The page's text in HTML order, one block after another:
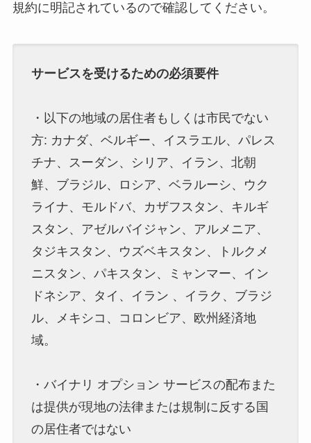
規約に明記されているので確認してください。
サービスを受けるための必須要件
・以下の地域の居住者もしくは市民でない
方: カナダ、ベルギー、イスラエル、パレス
チナ、スーダン、シリア、イラン、北朝
鮮、ブラジル、ロシア、ベラルーシ、ウク
ライナ、モルドバ、カザフスタン、キルギ
スタン、アゼルバイジャン、アルメニア、
タジキスタン、ウズベキスタン、トルクメ
ニスタン、パキスタン、ミャンマー、イン
ドネシア、タイ、イラン 、イラク、ブラジ
ル、メキシコ、コロンビア、欧州経済地
域。
・バイナリ オプション サービスの配布また
は提供が現地の法律または規制に反する国
の居住者ではない